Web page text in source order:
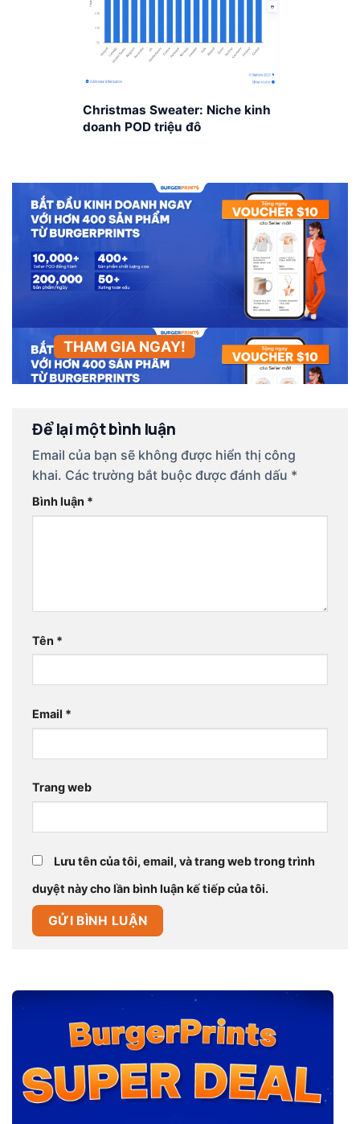
Christmas Sweater: Niche kinh
doanh POD triệu đô
THAM GIA NGAY!
Để lại một bình luận
Email của bạn sẽ không được hiển thị công
khai. Các trường bắt buộc được đánh dấu *
Bình luận *
Tên *
Email *
Trang web
Lưu tên của tôi, email, và trang web trong trình
duyệt này cho lần bình luận kế tiếp của tôi.